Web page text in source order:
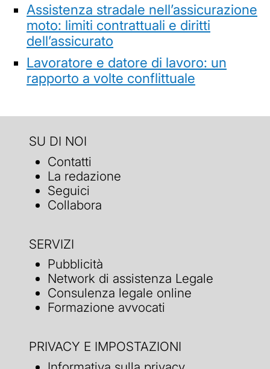
Assistenza stradale nell’assicurazione
moto: limiti contrattuali e diritti
dell’assicurato
Lavoratore e datore di lavoro: un
rapporto a volte conflittuale
SU DI NOI
Contatti
La redazione
Seguici
Collabora
SERVIZI
Pubblicità
Network di assistenza Legale
Consulenza legale online
Formazione avvocati
PRIVACY E IMPOSTAZIONI